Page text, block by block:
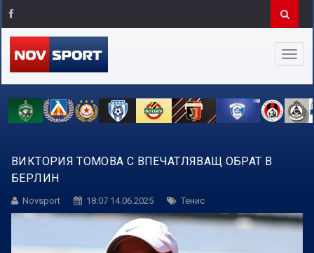
ВИКТОРИЯ ТОМОВА С ВПЕЧАТЛЯВАЩ ОБРАТ В
БЕРЛИН
Novsport 18:07 14.06.2025 Тенис